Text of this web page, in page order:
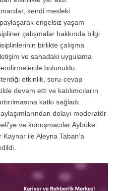
kendi mesleki
engelsiz yaşam
çalışmalar hakkında bilgi
birlikte çalışma
ve sahadaki uygulama
bulunuldu.
etkinlik, soru-cevap
devam etti ve katılımcıların
katkı sağladı.
dolayı moderatör
ve konuşmacılar Aybüke
ile Aleyna Taban’a